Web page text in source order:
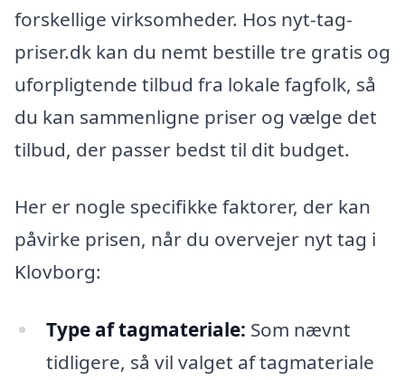
forskellige virksomheder. Hos nyt-tag-
priser.dk kan du nemt bestille tre gratis og
uforpligtende tilbud fra lokale fagfolk, så
du kan sammenligne priser og vælge det
tilbud, der passer bedst til dit budget.
Her er nogle specifikke faktorer, der kan
påvirke prisen, når du overvejer nyt tag i
Klovborg:
Type af tagmateriale: Som nævnt
tidligere, så vil valget af tagmateriale